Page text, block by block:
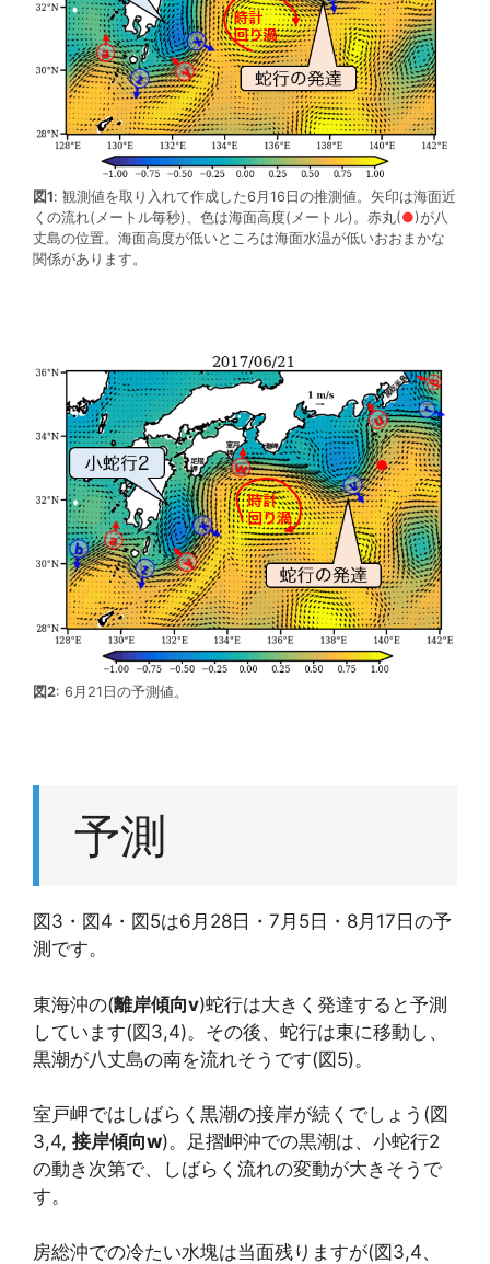
図1: 観測値を取り入れて作成した6月16日の推測値。矢印は海面近
くの流れ(メートル毎秒)、色は海面高度(メートル)。赤丸(●)が八
丈島の位置。海面高度が低いところは海面水温が低いおおまかな
関係があります。
図2: 6月21日の予測値。
予測
図3・図4・図5は6月28日・7月5日・8月17日の予
測です。
東海沖の(離岸傾向v)蛇行は大きく発達すると予測
しています(図3,4)。その後、蛇行は東に移動し、
黒潮が八丈島の南を流れそうです(図5)。
室戸岬ではしばらく黒潮の接岸が続くでしょう(図
3,4, 接岸傾向w)。足摺岬沖での黒潮は、小蛇行2
の動き次第で、しばらく流れの変動が大きそうで
す。
房総沖での冷たい水塊は当面残りますが(図3,4、